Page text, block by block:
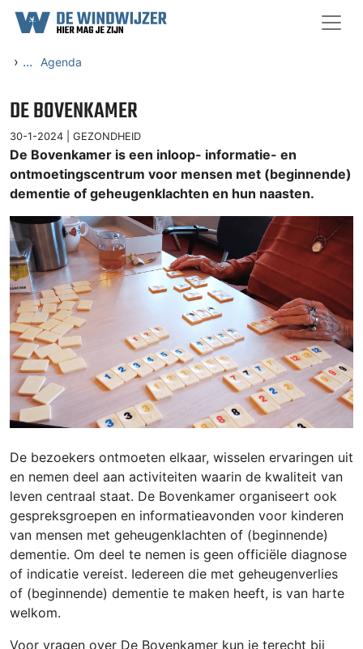
Ga naar content
› ... Agenda
DE BOVENKAMER
30-1-2024 | GEZONDHEID
De Bovenkamer is een inloop- informatie- en
ontmoetingscentrum voor mensen met (beginnende)
dementie of geheugenklachten en hun naasten.
De bezoekers ontmoeten elkaar, wisselen ervaringen uit
en nemen deel aan activiteiten waarin de kwaliteit van
leven centraal staat. De Bovenkamer organiseert ook
gespreksgroepen en informatieavonden voor kinderen
van mensen met geheugenklachten of (beginnende)
dementie. Om deel te nemen is geen officiële diagnose
of indicatie vereist. Iedereen die met geheugenverlies
of (beginnende) dementie te maken heeft, is van harte
welkom.
Voor vragen over De Bovenkamer kun je terecht bij